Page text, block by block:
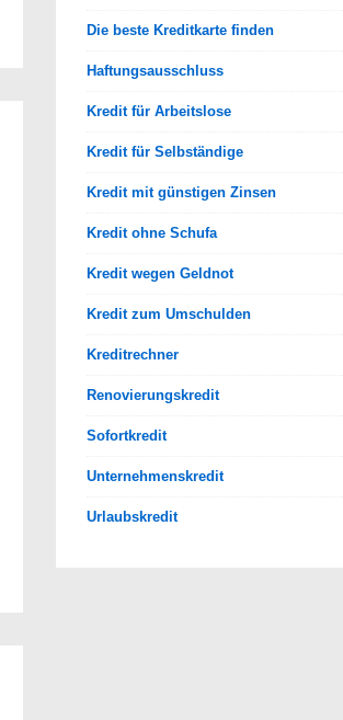
Die beste Kreditkarte finden
Haftungsausschluss
Kredit für Arbeitslose
Kredit für Selbständige
Kredit mit günstigen Zinsen
Kredit ohne Schufa
Kredit wegen Geldnot
Kredit zum Umschulden
Kreditrechner
Renovierungskredit
Sofortkredit
Unternehmenskredit
Urlaubskredit